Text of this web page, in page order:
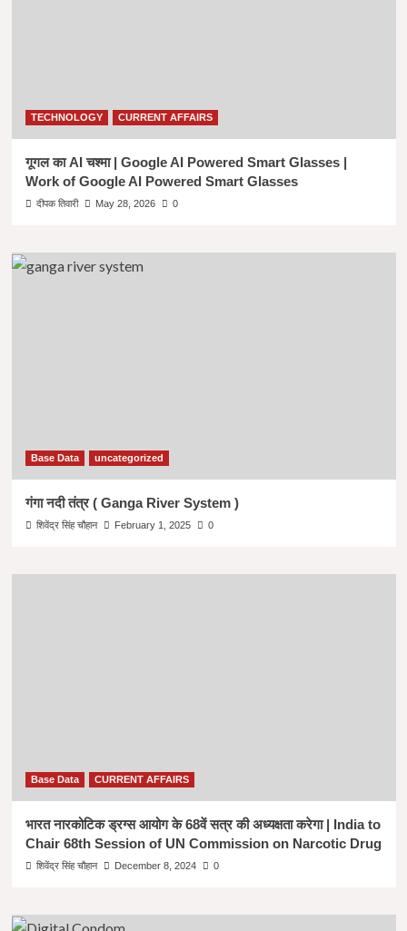
TECHNOLOGY CURRENT AFFAIRS
गूगल का AI चश्मा | Google AI Powered Smart Glasses |
Work of Google AI Powered Smart Glasses
दीपक तिवारी May 28, 2026 0
Base Data uncategorized
गंगा नदी तंत्र ( Ganga River System )
शिवेंद्र सिंह चौहान February 1, 2025 0
Base Data CURRENT AFFAIRS
भारत नारकोटिक ड्रग्स आयोग के 68वें सत्र की अध्यक्षता करेगा | India to
Chair 68th Session of UN Commission on Narcotic Drug
शिवेंद्र सिंह चौहान December 8, 2024 0